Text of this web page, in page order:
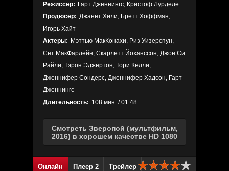
Режиссер: Гарт Дженнингс, Кристоф Лурделе
Продюсер: Джанет Хили, Бретт Хоффман,
Игорь Хайт
Актеры: Мэттью МакКонахи, Риз Уизерспун,
Сет МакФарлейн, Скарлетт Йоханссон, Джон Си
Райли, Тэрон Эджертон, Тори Келли,
Дженнифер Сондерс, Дженнифер Хадсон, Гарт
Дженнингс
Длительность: 108 мин. / 01:48
Смотреть Зверопой (мультфильм,
2016) в хорошем качестве HD 1080
Онлайн Плеер 2 Трейлер